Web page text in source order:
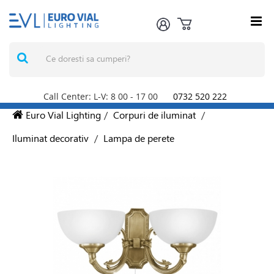
Call Center: L-V: 8 00 - 17 00 0732 520 222
Euro Vial Lighting / Corpuri de iluminat /
Iluminat decorativ / Lampa de perete